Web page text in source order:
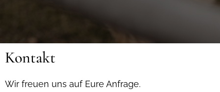
Kontakt
Wir freuen uns auf Eure Anfrage.